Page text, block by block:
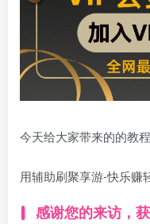
今天给大家带来的的教
用辅助刷聚享游-快乐赚
感谢您的来访，